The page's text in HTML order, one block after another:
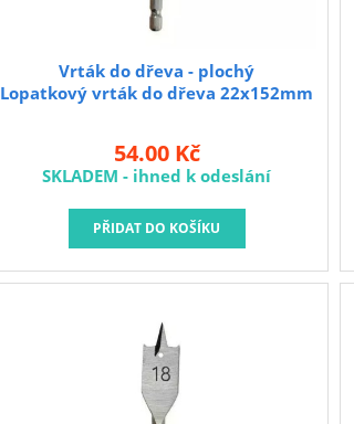
Lopatkový vrták do dřeva 22x152mm
Vrták do dřeva - plochý
54.00 Kč
SKLADEM - ihned k odeslání